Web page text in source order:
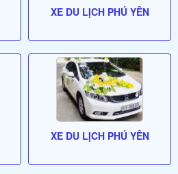
XE DU LỊCH PHÚ YÊN
XE DU LỊCH PHÚ YÊN